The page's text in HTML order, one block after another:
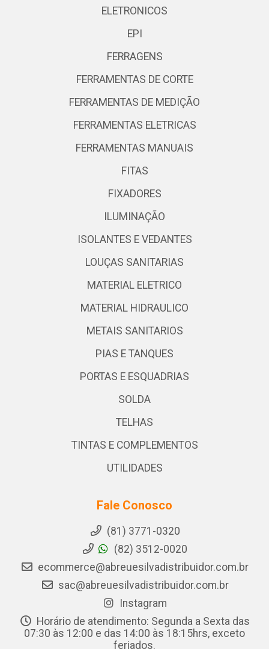
ELETRONICOS
EPI
FERRAGENS
FERRAMENTAS DE CORTE
FERRAMENTAS DE MEDIÇÃO
FERRAMENTAS ELETRICAS
FERRAMENTAS MANUAIS
FITAS
FIXADORES
ILUMINAÇÃO
ISOLANTES E VEDANTES
LOUÇAS SANITARIAS
MATERIAL ELETRICO
MATERIAL HIDRAULICO
METAIS SANITARIOS
PIAS E TANQUES
PORTAS E ESQUADRIAS
SOLDA
TELHAS
TINTAS E COMPLEMENTOS
UTILIDADES
Fale Conosco
(81) 3771-0320
(82) 3512-0020
ecommerce@abreuesilvadistribuidor.com.br
sac@abreuesilvadistribuidor.com.br
Instagram
Horário de atendimento: Segunda a Sexta das
07:30 às 12:00 e das 14:00 às 18:15hrs, exceto
feriados.